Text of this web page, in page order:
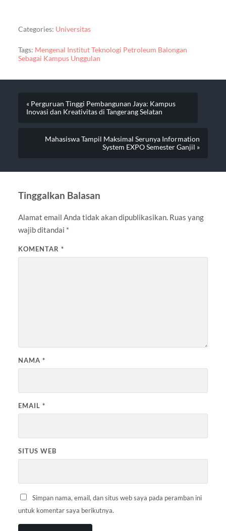
Categories: Universitas
Tags: Mengenal Institut Teknologi Petroleum Balongan
Sebagai Kampus Unggulan
« Perguruan Tinggi Pembangunan Jaya: Kampus
Inovasi dan Kreativitas di Tangerang Selatan
Mahasiswa Tampil Maksimal Serunya Information
System EXPO Semester Ganjil »
Tinggalkan Balasan
Alamat email Anda tidak akan dipublikasikan. Ruas yang
wajib ditandai *
KOMENTAR *
NAMA *
EMAIL *
SITUS WEB
Simpan nama, email, dan situs web saya pada peramban ini
untuk komentar saya berikutnya.